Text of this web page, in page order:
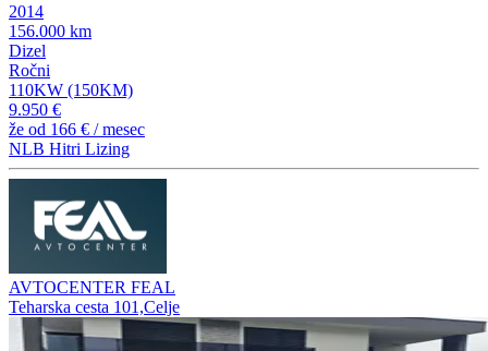
2014
156.000 km
Dizel
Ročni
110KW (150KM)
9.950 €
že od 166 € / mesec
NLB Hitri Lizing
AVTOCENTER FEAL
Teharska cesta 101,Celje